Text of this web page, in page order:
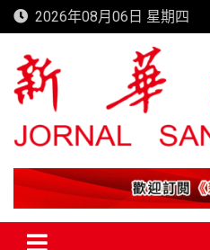
Skip
to
content
2026年08月06日 星期四
新華澳報